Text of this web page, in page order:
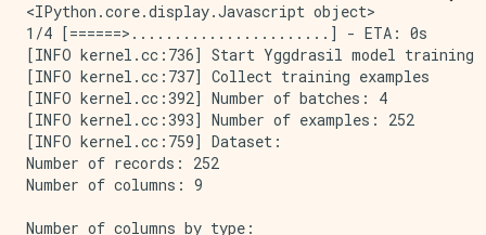
bill_length_mm (InputLayer)
string_lookup (StringLookup)
normalization (Normalization)  (None, 1)
category_encoding (CategoryEnc  (None,
concatenate (Concatenate)      (None,
<IPython.core.display.Javascript object>
1/4 [======>.......................] - ETA: 0s
[INFO kernel.cc:736] Start Yggdrasil model training
[INFO kernel.cc:737] Collect training examples
[INFO kernel.cc:392] Number of batches: 4
[INFO kernel.cc:393] Number of examples: 252
[INFO kernel.cc:759] Dataset:
Number of records: 252
Number of columns: 9
Number of columns by type: